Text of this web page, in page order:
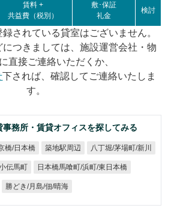
賃料 +
共益費（税別）
敷･保証
礼金
検討
されている貸室はございません。
つきましては、施設運営会社・物
直接ご連絡いただくか、
下されば、確認してご連絡いたしま
す。
務所・賃貸オフィスを探してみる
橋/日本橋 築地駅周辺 八丁堀/茅場町/新川
伝馬町 日本橋馬喰町/浜町/東日本橋
勝どき/月島/佃/晴海